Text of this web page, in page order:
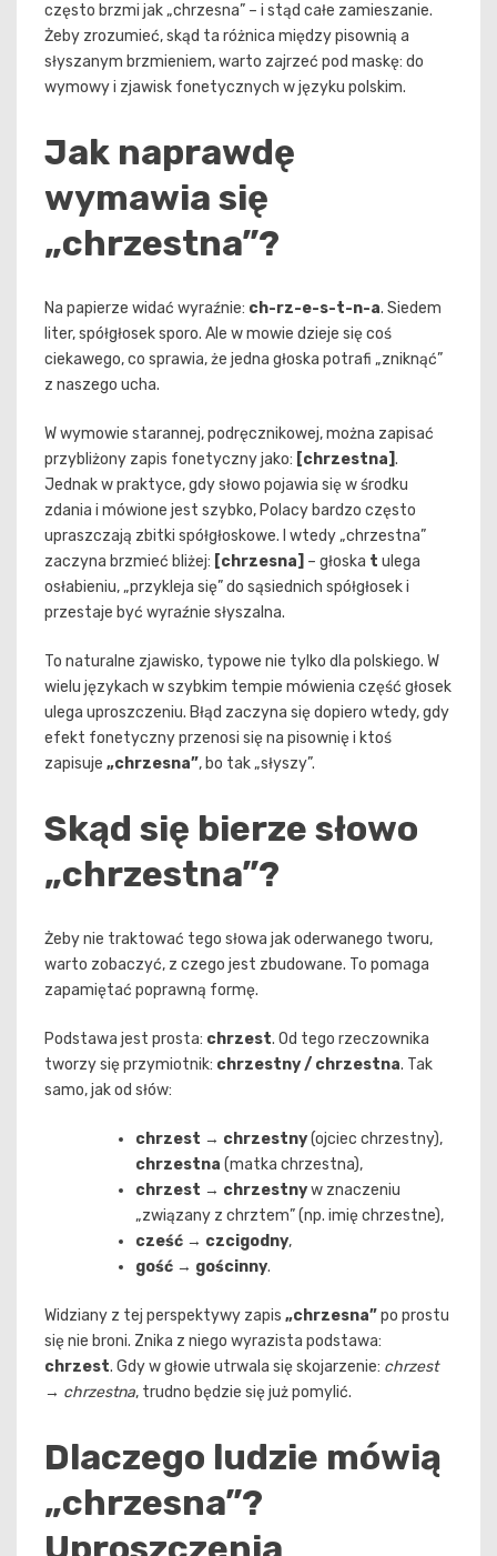
często brzmi jak „chrzesna” – i stąd całe zamieszanie.
Żeby zrozumieć, skąd ta różnica między pisownią a
słyszanym brzmieniem, warto zajrzeć pod maskę: do
wymowy i zjawisk fonetycznych w języku polskim.
Jak naprawdę
wymawia się
„chrzestna”?
Na papierze widać wyraźnie: ch-rz-e-s-t-n-a. Siedem
liter, spółgłosek sporo. Ale w mowie dzieje się coś
ciekawego, co sprawia, że jedna głoska potrafi „zniknąć”
z naszego ucha.
W wymowie starannej, podręcznikowej, można zapisać
przybliżony zapis fonetyczny jako: [chrzestna].
Jednak w praktyce, gdy słowo pojawia się w środku
zdania i mówione jest szybko, Polacy bardzo często
upraszczają zbitki spółgłoskowe. I wtedy „chrzestna”
zaczyna brzmieć bliżej: [chrzesna] – głoska t ulega
osłabieniu, „przykleja się” do sąsiednich spółgłosek i
przestaje być wyraźnie słyszalna.
To naturalne zjawisko, typowe nie tylko dla polskiego. W
wielu językach w szybkim tempie mówienia część głosek
ulega uproszczeniu. Błąd zaczyna się dopiero wtedy, gdy
efekt fonetyczny przenosi się na pisownię i ktoś
zapisuje „chrzesna”, bo tak „słyszy”.
Skąd się bierze słowo
„chrzestna”?
Żeby nie traktować tego słowa jak oderwanego tworu,
warto zobaczyć, z czego jest zbudowane. To pomaga
zapamiętać poprawną formę.
Podstawa jest prosta: chrzest. Od tego rzeczownika
tworzy się przymiotnik: chrzestny / chrzestna. Tak
samo, jak od słów:
chrzest → chrzestny(ojciec chrzestny),
chrzestna (matka chrzestna),
chrzest → chrzestnyw znaczeniu
„związany z chrztem” (np. imię chrzestne),
cześć → czcigodny,
gość → gościnny.
Widziany z tej perspektywy zapis „chrzesna”po prostu
się nie broni. Znika z niego wyrazista podstawa:
chrzest. Gdy w głowie utrwala się skojarzenie: chrzest
→ chrzestna, trudno będzie się już pomylić.
Dlaczego ludzie mówią
„chrzesna”?